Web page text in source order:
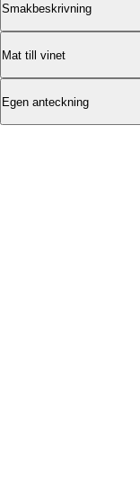
Smakbeskrivning
Mat till vinet
Egen anteckning